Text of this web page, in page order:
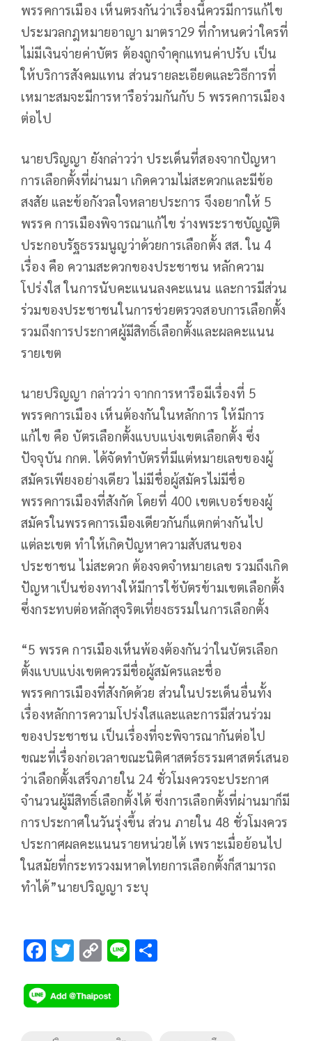
พรรคการเมือง เห็นตรงกันว่าเรื่องนี้ควรมีการแก้ไข
ประมวลกฎหมายอาญา มาตรา29 ที่กำหนดว่าใครที่
ไม่มีเงินจ่ายค่าบัตร ต้องถูกจำคุกแทนค่าปรับ เป็น
ให้บริการสังคมแทน ส่วนรายละเอียดและวิธีการที่
เหมาะสมจะมีการหารือร่วมกันกับ 5 พรรคการเมือง
ต่อไป
นายปริญญา ยังกล่าวว่า ประเด็นที่สองจากปัญหา
การเลือกตั้งที่ผ่านมา เกิดความไม่สะดวกและมีข้อ
สงสัย และข้อกังวลใจหลายประการ จึงอยากให้ 5
พรรค การเมืองพิจารณาแก้ไข ร่างพระราชบัญญัติ
ประกอบรัฐธรรมนูญว่าด้วยการเลือกตั้ง สส. ใน 4
เรื่อง คือ ความสะดวกของประชาชน หลักความ
โปร่งใส ในการนับคะแนนลงคะแนน และการมีส่วน
ร่วมของประชาชนในการช่วยตรวจสอบการเลือกตั้ง
รวมถึงการประกาศผู้มีสิทธิ์เลือกตั้งและผลคะแนน
รายเขต
นายปริญญา กล่าวว่า จากการหารือมีเรื่องที่ 5
พรรคการเมือง เห็นต้องกันในหลักการ ให้มีการ
แก้ไข คือ บัตรเลือกตั้งแบบแบ่งเขตเลือกตั้ง ซึ่ง
ปัจจุบัน กกต. ได้จัดทำบัตรที่มีแต่หมายเลขของผู้
สมัครเพียงอย่างเดียว ไม่มีชื่อผู้สมัครไม่มีชื่อ
พรรคการเมืองที่สังกัด โดยที่ 400 เขตเบอร์ของผู้
สมัครในพรรคการเมืองเดียวกันก็แตกต่างกันไป
แต่ละเขต ทำให้เกิดปัญหาความสับสนของ
ประชาชน ไม่สะดวก ต้องจดจำหมายเลข รวมถึงเกิด
ปัญหาเป็นช่องทางให้มีการใช้บัตรข้ามเขตเลือกตั้ง
ซึ่งกระทบต่อหลักสุจริตเที่ยงธรรมในการเลือกตั้ง
“5 พรรค การเมืองเห็นพ้องต้องกันว่าในบัตรเลือก
ตั้งแบบแบ่งเขตควรมีชื่อผู้สมัครและชื่อ
พรรคการเมืองที่สังกัดด้วย ส่วนในประเด็นอื่นทั้ง
เรื่องหลักการความโปร่งใสและและการมีส่วนร่วม
ของประชาชน เป็นเรื่องที่จะพิจารณากันต่อไป
ขณะที่เรื่องก่อเวลาขณะนิติศาสตร์ธรรมศาสตร์เสนอ
ว่าเลือกตั้งเสร็จภายใน 24 ชั่วโมงควรจะประกาศ
จำนวนผู้มีสิทธิ์เลือกตั้งได้ ซึ่งการเลือกตั้งที่ผ่านมาก็มี
การประกาศในวันรุ่งขึ้น ส่วน ภายใน 48 ชั่วโมงควร
ประกาศผลคะแนนรายหน่วยได้ เพราะเมื่อย้อนไป
ในสมัยที่กระทรวงมหาดไทยการเลือกตั้งก็สามารถ
ทำได้”นายปริญญา ระบุ
F
e
b
T
tt
er
C
p
y
Li